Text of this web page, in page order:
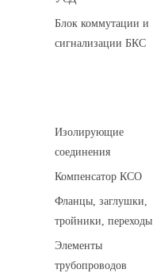
Блок коммутации и
сигнализации БКС
Изолирующие
соединения
Компенсатор КСО
Фланцы, заглушки,
тройники, переходы
Элементы
трубопроводов